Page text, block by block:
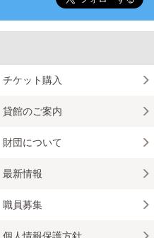
チケット購入
貸館のご案内
財団について
最新情報
職員募集